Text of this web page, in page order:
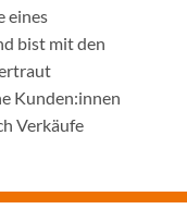
eines
bist mit den
Kunden:innen
Verkäufe